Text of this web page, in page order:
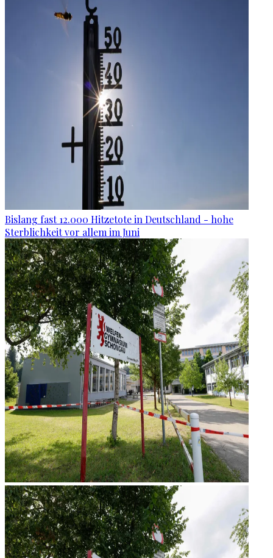
Bislang fast 12.000 Hitzetote in Deutschland - hohe
Sterblichkeit vor allem im Juni